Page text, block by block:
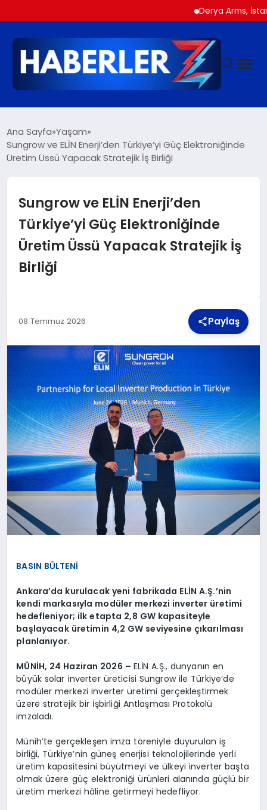
Derya Arms, İstanbul
SIYASET
DÜNYA
EKONOMI
SPOR
Ana Sayfa Yaşam
Sungrow ve ELİN Enerji’den Türkiye’yi Güç Elektroniğinde
Üretim Üssü Yapacak Stratejik İş Birliği
Sungrow ve ELİN Enerji’den
Türkiye’yi Güç Elektroniğinde
Üretim Üssü Yapacak Stratejik İş
Birliği
08 Temmuz 2026 Paylaş
BASIN BÜLTENİ
Ankara’da kurulacak yeni fabrikada ELİN A.Ş.’nin
kendi markasıyla modüler merkezi inverter üretimi
hedefleniyor; ilk etapta 2,8 GW kapasiteyle
başlayacak üretimin 4,2 GW seviyesine çıkarılması
planlanıyor.
MÜNİH, 24 Haziran 2026 – ELİN A.Ş., dünyanın en
büyük solar inverter üreticisi Sungrow ile Türkiye’de
modüler merkezi inverter üretimi gerçekleştirmek
üzere stratejik bir İşbirliği Antlaşması Protokolü
imzaladı.
Münih’te gerçekleşen imza töreniyle duyurulan iş
birliği, Türkiye’nin güneş enerjisi teknolojilerinde yerli
üretim kapasitesini büyütmeyi ve ülkeyi inverter başta
olmak üzere güç elektroniği ürünleri alanında güçlü bir
üretim merkezi hâline getirmeyi hedefliyor.